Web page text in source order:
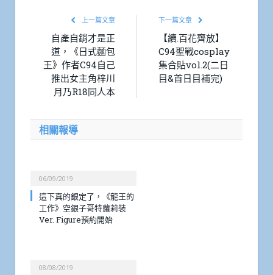
上一篇文章
自產自銷才是正
道，《日式麵包
王》作者C94自己
推出女主角梓川
月乃R18同人本
下一篇文章
【續.百花齊放】
C94聖戰cosplay
集合貼vol.2(二日
目&首日目補完)
相關報導
06/09/2019
這下真的銀定了，《龍王的
工作》空銀子哥特蘿莉裝
Ver. Figure預約開始
08/08/2019